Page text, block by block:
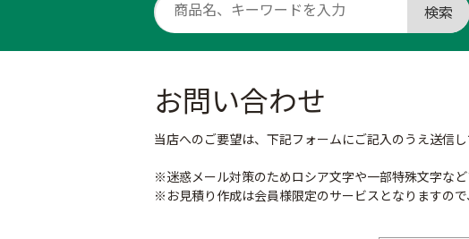
検索
お問い合わせ
当店へのご要望は、下記フォームにご記入のうえ送信し
※迷惑メール対策のためロシア文字や一部特殊文字な
※お見積り作成は会員様限定のサービスとなりますの